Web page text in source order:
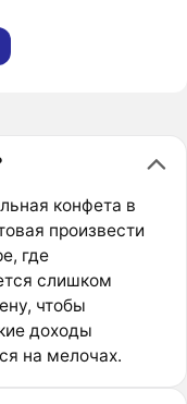
конфета в
произвести
где
слишком
чтобы
доходы
на мелочах.